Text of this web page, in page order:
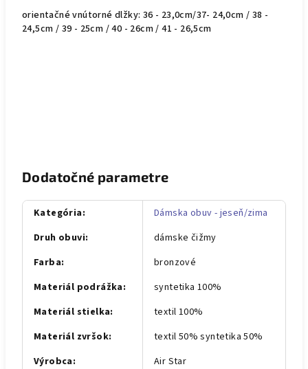
orientačné vnútorné dlžky: 36 - 23,0cm/37- 24,0cm / 38 -
24,5cm / 39 - 25cm / 40 - 26cm / 41 - 26,5cm
Dodatočné parametre
Kategória:
Dámska obuv - jeseň/zima
Druh obuvi:
dámske čižmy
Farba:
bronzové
Materiál podrážka:
syntetika 100%
Materiál stielka:
textil 100%
Materiál zvršok:
textil 50% syntetika 50%
Výrobca: Air Star